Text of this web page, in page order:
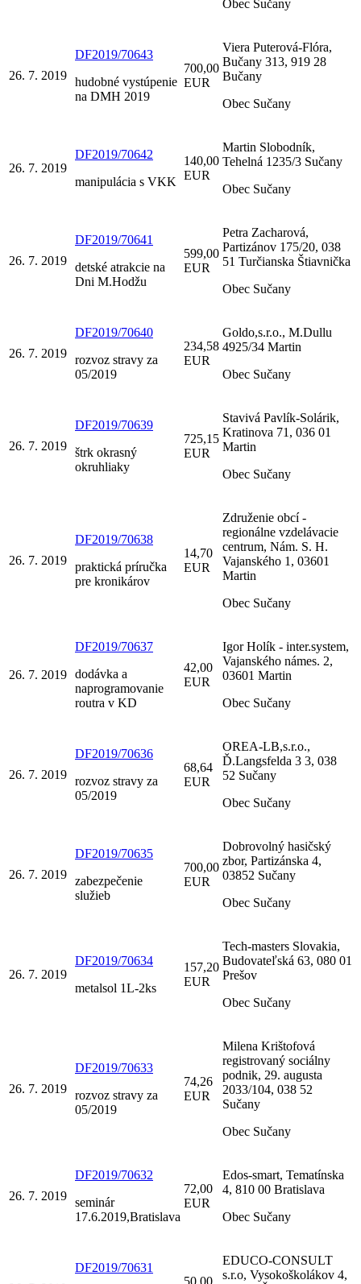
Obec Sučany
26. 7. 2019
DF2019/70643
hudobné vystúpenie
na DMH 2019
700,00
EUR
Viera Puterová-Flóra,
Bučany 313, 919 28
Bučany
Obec Sučany
26. 7. 2019
DF2019/70642
manipulácia s VKK
140,00
EUR
Martin Slobodník,
Tehelná 1235/3 Sučany
Obec Sučany
26. 7. 2019
DF2019/70641
detské atrakcie na
Dni M.Hodžu
599,00
EUR
Petra Zacharová,
Partizánov 175/20, 038
51 Turčianska Štiavnička
Obec Sučany
26. 7. 2019
DF2019/70640
rozvoz stravy za
05/2019
234,58
EUR
Goldo,s.r.o., M.Dullu
4925/34 Martin
Obec Sučany
26. 7. 2019
DF2019/70639
štrk okrasný
okruhliaky
725,15
EUR
Stavivá Pavlík-Solárik,
Kratinova 71, 036 01
Martin
Obec Sučany
26. 7. 2019
DF2019/70638
praktická príručka
pre kronikárov
14,70
EUR
Združenie obcí -
regionálne vzdelávacie
centrum, Nám. S. H.
Vajanského 1, 03601
Martin
Obec Sučany
26. 7. 2019
DF2019/70637
dodávka a
naprogramovanie
routra v KD
42,00
EUR
Igor Holík - inter.system,
Vajanského námes. 2,
03601 Martin
Obec Sučany
26. 7. 2019
DF2019/70636
rozvoz stravy za
05/2019
68,64
EUR
OREA-LB,s.r.o.,
Ď.Langsfelda 3 3, 038
52 Sučany
Obec Sučany
26. 7. 2019
DF2019/70635
zabezpečenie
služieb
700,00
EUR
Dobrovolný hasičský
zbor, Partizánska 4,
03852 Sučany
Obec Sučany
26. 7. 2019
DF2019/70634
metalsol 1L-2ks
157,20
EUR
Tech-masters Slovakia,
Budovateľská 63, 080 01
Prešov
Obec Sučany
26. 7. 2019
DF2019/70633
rozvoz stravy za
05/2019
74,26
EUR
Milena Krištofová
registrovaný sociálny
podnik, 29. augusta
2033/104, 038 52
Sučany
Obec Sučany
26. 7. 2019
DF2019/70632
seminár
17.6.2019,Bratislava
72,00
EUR
Edos-smart, Tematínska
4, 810 00 Bratislava
Obec Sučany
DF2019/70631
50,00
EDUCO-CONSULT
s.r.o, Vysokoškolákov 4,